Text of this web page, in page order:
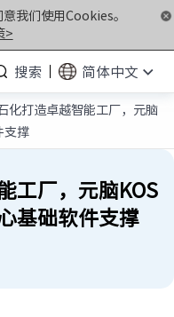
我们使用Cookies。
>
搜索
简体中文
化打造卓越智能工厂，元脑
支撑
工厂，元脑KOS
基础软件支撑